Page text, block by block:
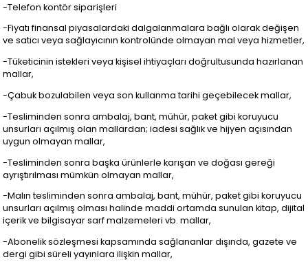
-Telefon kontör siparişleri
-Fiyatı finansal piyasalardaki dalgalanmalara bağlı olarak değişen
ve satıcı veya sağlayıcının kontrolünde olmayan mal veya hizmetler,
-Tüketicinin istekleri veya kişisel ihtiyaçları doğrultusunda hazırlanan
mallar,
-Çabuk bozulabilen veya son kullanma tarihi geçebilecek mallar,
-Tesliminden sonra ambalaj, bant, mühür, paket gibi koruyucu
unsurları açılmış olan mallardan; iadesi sağlık ve hijyen açısından
uygun olmayan mallar,
-Tesliminden sonra başka ürünlerle karışan ve doğası gereği
ayrıştırılması mümkün olmayan mallar,
-Malın tesliminden sonra ambalaj, bant, mühür, paket gibi koruyucu
unsurları açılmış olması halinde maddi ortamda sunulan kitap, dijital
içerik ve bilgisayar sarf malzemeleri vb. mallar,
-Abonelik sözleşmesi kapsamında sağlananlar dışında, gazete ve
dergi gibi süreli yayınlara ilişkin mallar,